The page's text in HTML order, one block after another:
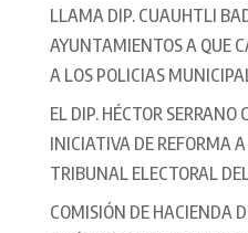
LLAMA DIP. CUAUHTLI
AYUNTAMIENTOS A QUE
A LOS POLICIAS
EL DIP. HÉCTOR SERRANO
INICIATIVA DE REFORMA
TRIBUNAL ELECTORAL
COMISIÓN DE HACIENDA